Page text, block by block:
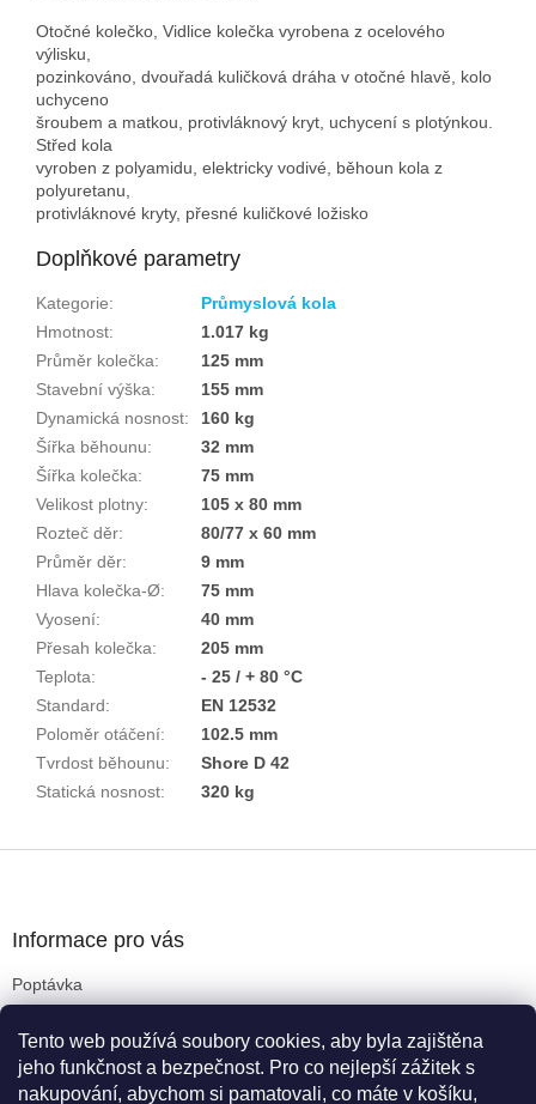
Tento web používá soubory cookies, aby byla zajištěna
jeho funkčnost a bezpečnost. Pro co nejlepší zážitek s
nakupování, abychom si pamatovali, co máte v košíku,
Otočné kolečko, Vidlice kolečka vyrobena z ocelového
výlisku,
pozinkováno, dvouřadá kuličková dráha v otočné hlavě, kolo
uchyceno
šroubem a matkou, protivláknový kryt, uchycení s plotýnkou.
Střed kola
vyroben z polyamidu, elektricky vodivé, běhoun kola z
polyuretanu,
protivláknové kryty, přesné kuličkové ložisko
Doplňkové parametry
Kategorie:
Průmyslová kola
Hmotnost:
1.017 kg
Průměr kolečka:
125 mm
Stavební výška:
155 mm
Dynamická nosnost:
160 kg
Šířka běhounu:
32 mm
Šířka kolečka:
75 mm
Velikost plotny:
105 x 80 mm
Rozteč děr:
80/77 x 60 mm
Průměr děr:
9 mm
Hlava kolečka-Ø:
75 mm
Vyosení:
40 mm
Přesah kolečka:
205 mm
Teplota:
- 25 / + 80 °C
Standard:
EN 12532
Poloměr otáčení:
102.5 mm
Tvrdost běhounu:
Shore D 42
Statická nosnost: 320 kg
Informace pro vás
Poptávka
Podmínky ochrany osobních údajů
Reklamační řád